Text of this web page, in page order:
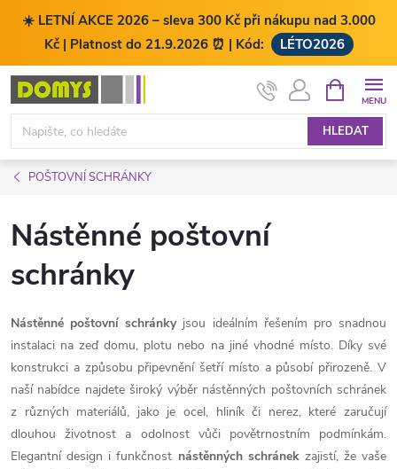
☀️ LETNÍ AKCE 2026 – sleva 300 Kč při nákupu nad 3.000
Kč | Platnost do 21.9.2026 ⏰ | Kód:
LÉTO2026
Přejít
obsah
HLEDAT
NÁKUPNÍ
KOŠÍK
POŠTOVNÍ SCHRÁNKY
Nástěnné poštovní
schránky
Nástěnné poštovní schránkyjsou ideálním řešením pro snadnou
instalaci na zeď domu, plotu nebo na jiné vhodné místo. Díky své
konstrukci a způsobu připevnění šetří místo a působí přirozeně. V
naší nabídce najdete široký výběr nástěnných poštovních schránek
z různých materiálů, jako je ocel, hliník či nerez, které zaručují
dlouhou životnost a odolnost vůči povětrnostním podmínkám.
Elegantní design i funkčnost nástěnných schránekzajistí, že vaše